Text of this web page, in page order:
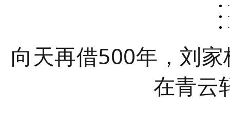
·
·
·
向天再借500年，刘
在青云